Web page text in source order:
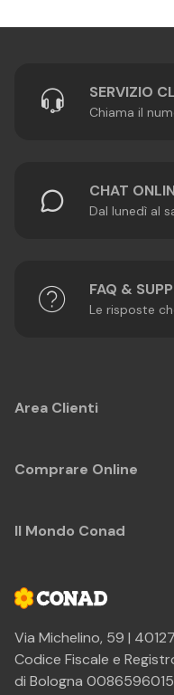
SERVIZIO
Chiama il
CHAT
Dal lunedì al
FAQ &
Le risposte
Via Michelino, 59 |
Codice Fiscale e
di Bologna
Area Clienti
Comprare Online
Il Mondo Conad